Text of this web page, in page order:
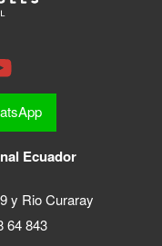
Ecuador
y Rio Curaray
64 843